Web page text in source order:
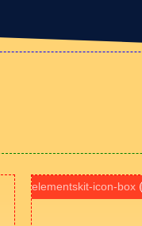
elementskit-icon-box